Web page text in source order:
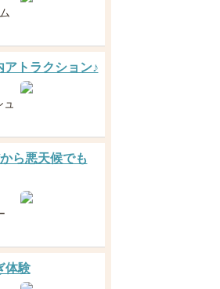
トラクション♪
ら悪天候でも
体験